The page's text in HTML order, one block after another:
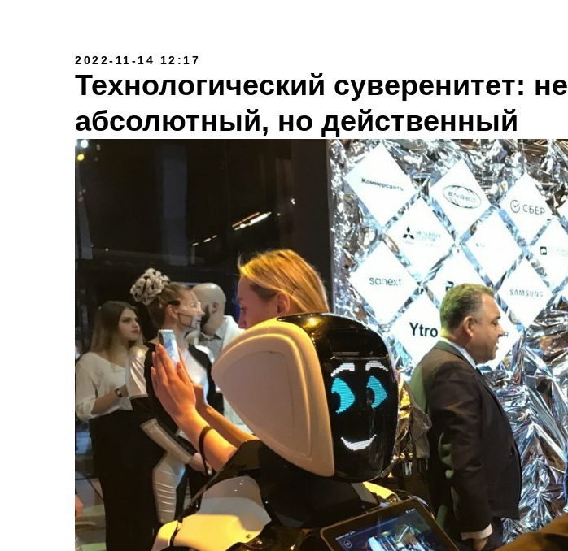
2022-11-14 12:17
Технологический суверенитет: не
абсолютный, но действенный